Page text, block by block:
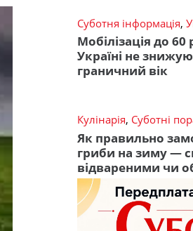
Суботня інформація,
Мобілізація до
Україні не
граничний вік
Кулінарія, Суботні
Як правильно
гриби на зиму —
відвареними чи